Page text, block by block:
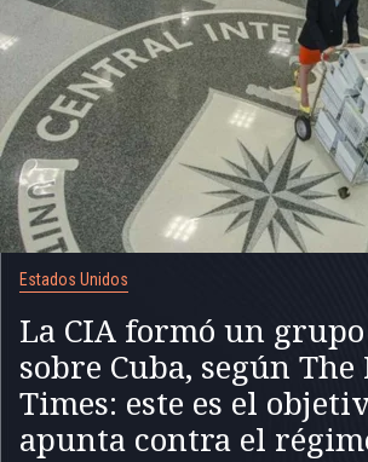
Estados Unidos
La CIA formó un
sobre Cuba, según
Times: este es el
apunta contra el